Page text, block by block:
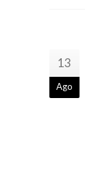
13
Ago